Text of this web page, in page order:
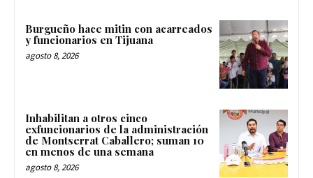
Burgueño hace mitin con acarreados
y funcionarios en Tijuana
agosto 8, 2026
Inhabilitan a otros cinco
exfuncionarios de la administración
de Montserrat Caballero; suman 10
en menos de una semana
agosto 8, 2026